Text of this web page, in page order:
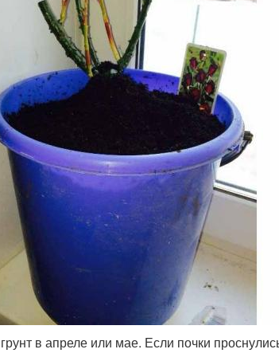
в апреле или мае. Если почки